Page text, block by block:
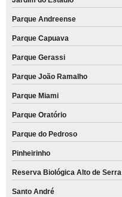
Parque Andreense
Parque Capuava
Parque Gerassi
Parque João Ramalho
Parque Miami
Parque Oratório
Parque do Pedroso
Pinheirinho
Reserva Biológica Alto de Serra
Santo André